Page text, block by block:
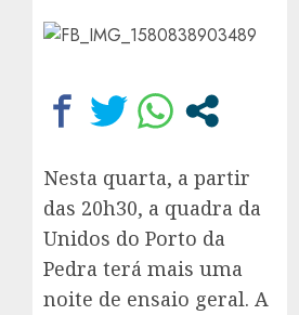
Nesta quarta, a partir
das 20h30, a quadra da
Unidos do Porto da
Pedra terá mais uma
noite de ensaio geral. A